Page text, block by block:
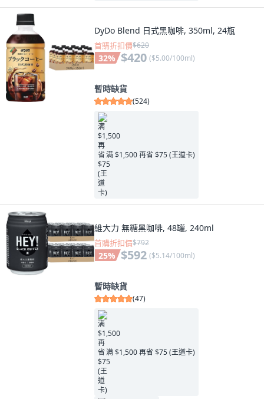
DyDo Blend 日式黑咖啡, 350ml, 24瓶
首購折扣價$620
32% $420 ($5.00/100ml)
暫時缺貨
(524)
满 $1,500 再省 $75 (王道卡)
維大力 無糖黑咖啡, 48罐, 240ml
首購折扣價$792
25% $592 ($5.14/100ml)
暫時缺貨
(47)
满 $1,500 再省 $75 (王道卡)